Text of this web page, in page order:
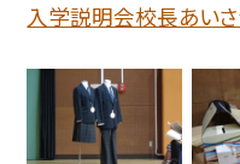
入学説明会校長あい